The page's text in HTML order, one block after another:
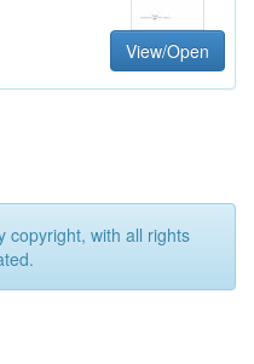
View/Open
copyright, with all rights